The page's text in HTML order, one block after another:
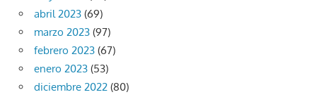
abril 2023 (69)
marzo 2023 (97)
febrero 2023 (67)
enero 2023 (53)
diciembre 2022 (80)